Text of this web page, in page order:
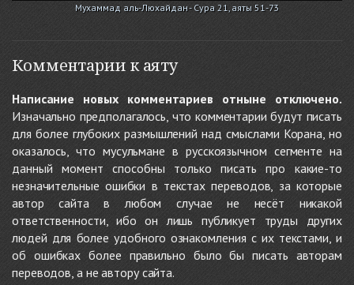
Мухаммад аль-Люхайдан - Сура 21, аяты 51-73
Комментарии к аяту
Написание новых комментариев отныне отключено.
Изначально предполагалось, что комментарии будут писать
для более глубоких размышлений над смыслами Корана, но
оказалось, что мусульмане в русскоязычном сегменте на
данный момент способны только писать про какие-то
незначительные ошибки в текстах переводов, за которые
автор сайта в любом случае не несёт никакой
ответственности, ибо он лишь публикует труды других
людей для более удобного ознакомления с их текстами, и
об ошибках более правильно было бы писать авторам
переводов, а не автору сайта.